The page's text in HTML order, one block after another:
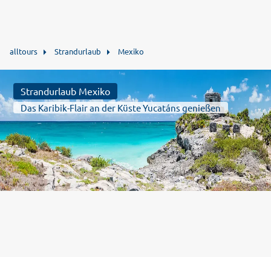
alltours Strandurlaub Mexiko
Strandurlaub Mexiko
Das Karibik-Flair an der Küste Yucatáns genießen